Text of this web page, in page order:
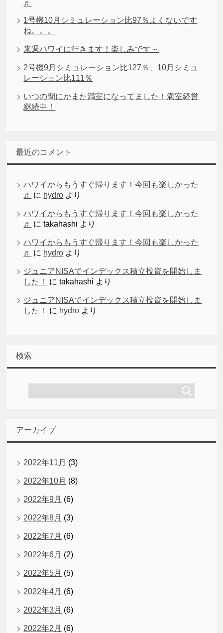
♬
1号機10月シミュレーション比97％よくないです
ね。。。
来週ハワイに行きます！楽しみです～
2号機9月シミュレーション比127％、10月シミュ
レーション比111％
いつの間にかまた満室になってました！満室経営
継続中！
最近のコメント
ハワイからもうすぐ帰ります！今回も楽しかった
♬
に hydro より
ハワイからもうすぐ帰ります！今回も楽しかった
♬
にtakahashi より
ハワイからもうすぐ帰ります！今回も楽しかった
♬
に hydro より
ジュニアNISAでインデックス積立投資を開始しま
した！
にtakahashi より
ジュニアNISAでインデックス積立投資を開始しま
した！
に hydro より
検索
アーカイブ
2022年11月 (3)
2022年10月 (8)
2022年9月 (6)
2022年8月 (3)
2022年7月 (6)
2022年6月 (2)
2022年5月 (5)
2022年4月 (6)
2022年3月 (6)
2022年2月 (6)